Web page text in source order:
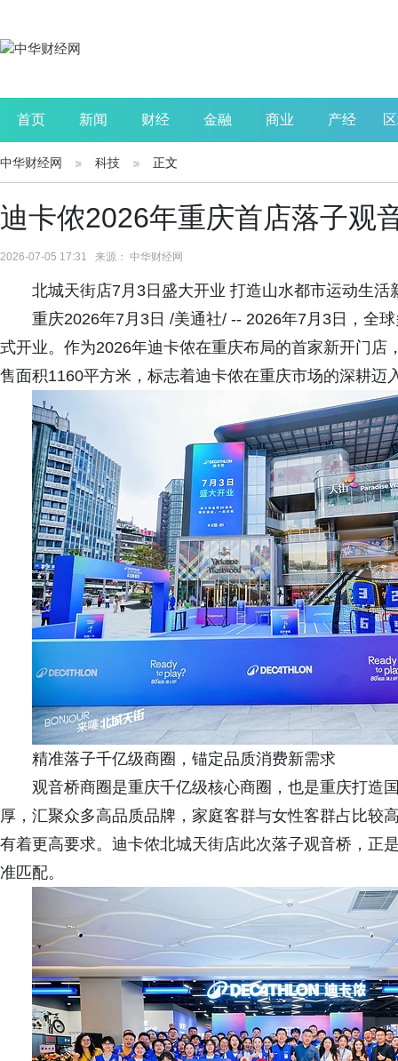
首页 新闻 财经 金融 商业 产经
公司 生活 读书
中华财经网 科技 正文
迪卡侬2026年重庆首店落子观
2026-07-05 17:31 来源： 中华财经网
北城天街店7月3日盛大开业 打造山水都市运动生活
重庆2026年7月3日 /美通社/ -- 2026年7月3日，全
式开业。作为2026年迪卡侬在重庆布局的首家新开门
售面积1160平方米，标志着迪卡侬在重庆市场的深耕迈
精准落子千亿级商圈，锚定品质消费新需求
观音桥商圈是重庆千亿级核心商圈，也是重庆打造
厚，汇聚众多高品质品牌，家庭客群与女性客群占比较
有着更高要求。迪卡侬北城天街店此次落子观音桥，正
准匹配。